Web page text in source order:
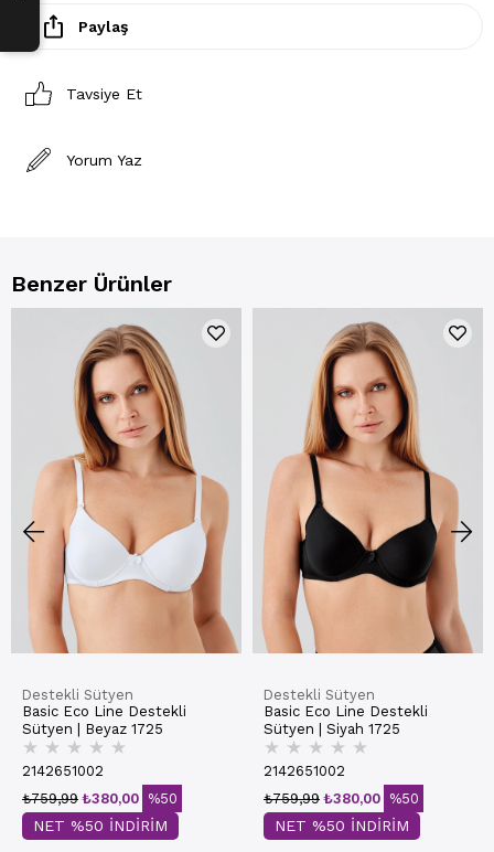
Paylaş
Tavsiye Et
Yorum Yaz
Benzer Ürünler
Destekli Sütyen
Basic Eco Line Destekli
Sütyen | Beyaz 1725
★ ★ ★ ★ ★
2142651002
₺380,00
₺759,99 %50
NET %50 İNDİRİM
Destekli Sütyen
Basic Eco Line Destekli
Sütyen | Siyah 1725
★ ★ ★ ★ ★
2142651002
₺380,00
₺759,99 %50
NET %50 İNDİRİM